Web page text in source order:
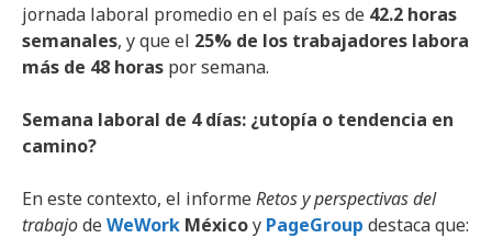
jornada laboral promedio en el país es de 42.2 horas
semanales, y que el 25% de los trabajadores labora
más de 48 horas por semana.
Semana laboral de 4 días: ¿utopía o tendencia en
camino?
En este contexto, el informeRetos y perspectivas del
trabajodeWeWork Méxicoy PageGroup destaca que: